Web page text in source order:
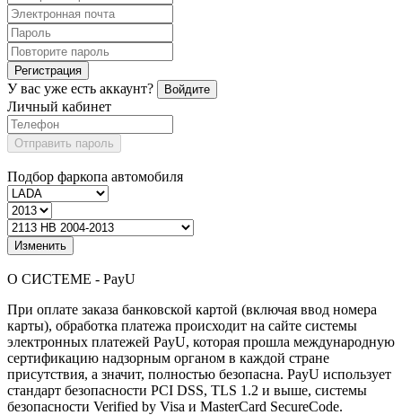
Регистрация
У вас уже есть аккаунт? Войдите
Личный кабинет
Отправить пароль
Подбор фаркопа автомобиля
Изменить
О СИСТЕМЕ - PayU
При оплате заказа банковской картой (включая ввод номера
карты), обработка платежа происходит на сайте системы
электронных платежей PayU, которая прошла международную
сертификацию надзорным органом в каждой стране
присутствия, а значит, полностью безопасна. PayU использует
стандарт безопасности PCI DSS, TLS 1.2 и выше, системы
безопасности Verified by Visa и MasterCard SecureCode.